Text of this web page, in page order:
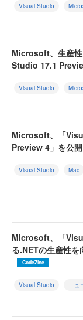
Visual Studio
Microsoft、生産
Studio 17.1
Visual Studio
Microsoft、「
Preview 4」を公開
Visual Studio Mac
Microsoft、「
る.NETの生産性
CodeZine
Visual Studio ニュ